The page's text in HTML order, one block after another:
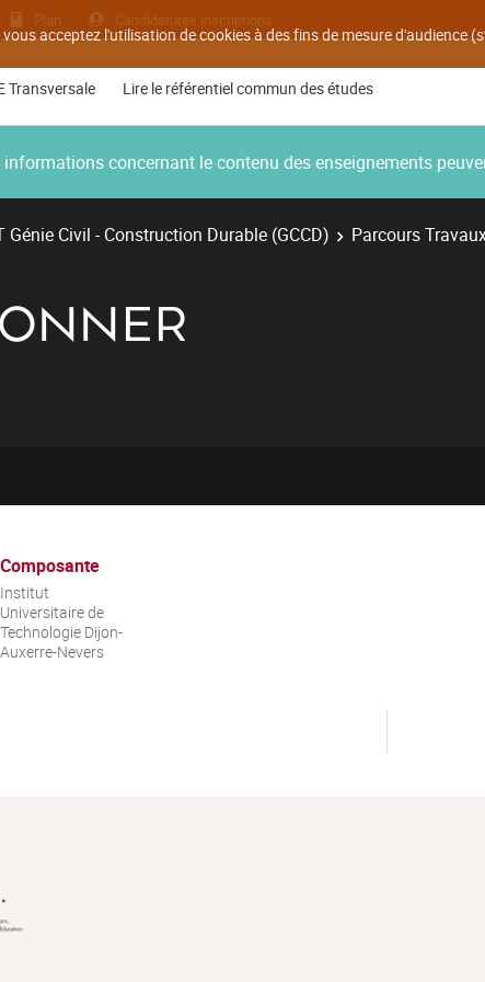
acceptez l'utilisation de cookies à des fins de mesure d'audience
Plan Candidatures inscriptions
Transversale Lire le référentiel commun des études
concernant le contenu des enseignements
Génie Civil - Construction Durable (GCCD) Parcours
Composante
Institut
Universitaire de
Technologie Dijon-
Auxerre-Nevers